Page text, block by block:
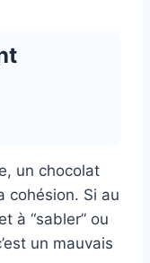
un chocolat
cohésion. Si au
à “sabler” ou
un mauvais